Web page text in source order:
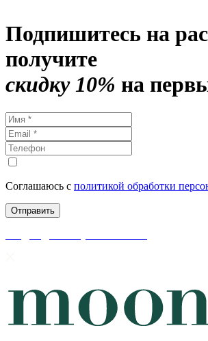
Подпишитесь на
получите
скидку 10% на
Соглашаюсь с политикой обработки